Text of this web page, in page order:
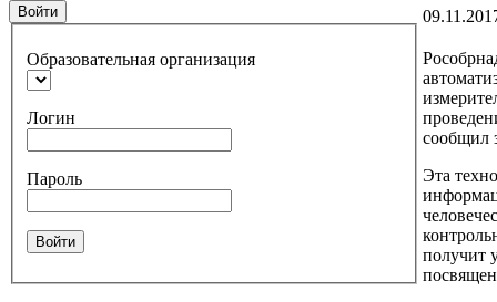
Войти
Образовательная организация
Логин
Пароль
Войти
сообщил
Эта
получит